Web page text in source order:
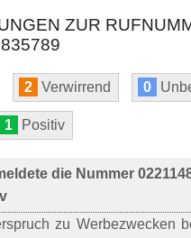
ZUR
2 Verwirrend 0
1 Positiv
die Nummer
zu Werbezwecken